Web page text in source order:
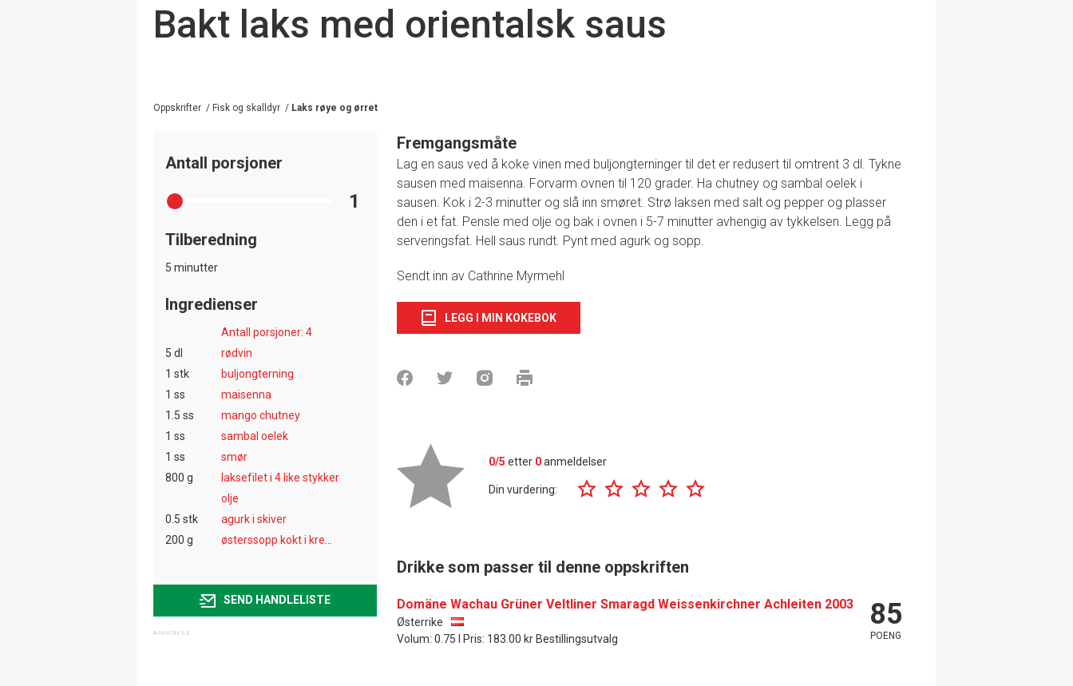
Bakt laks med orientalsk saus
Oppskrifter / Fisk og skalldyr / Laks røye og ørret
Antall porsjoner
1
Tilberedning
5 minutter
Ingredienser
Antall porsjoner: 4
5 dl
rødvin
1 stk
buljongterning
1 ss
maisenna
1.5 ss
mango chutney
1 ss
sambal oelek
1 ss
smør
800 g
laksefilet i 4 like stykker
olje
0.5 stk
agurk i skiver
200 g
SEND HANDLELISTE
Fremgangsmåte
Lag en saus ved å koke vinen med buljongterninger til det er redusert til omtrent 3 dl. Tykne
sausen med maisenna. Forvarm ovnen til 120 grader. Ha chutney og sambal oelek i
sausen. Kok i 2-3 minutter og slå inn smøret. Strø laksen med salt og pepper og plasser
den i et fat. Pensle med olje og bak i ovnen i 5-7 minutter avhengig av tykkelsen. Legg på
serveringsfat. Hell saus rundt. Pynt med agurk og sopp.
Sendt inn av Cathrine Myrmehl
LEGG I MIN KOKEBOK
0/5 etter 0anmeldelser
Din vurdering:
Drikke som passer til denne oppskriften
Domäne Wachau Grüner Veltliner Smaragd Weissenkirchner Achleiten 2003
Østerrike
Volum: 0.75 l Pris: 183.00 kr Bestillingsutvalg
85
POENG